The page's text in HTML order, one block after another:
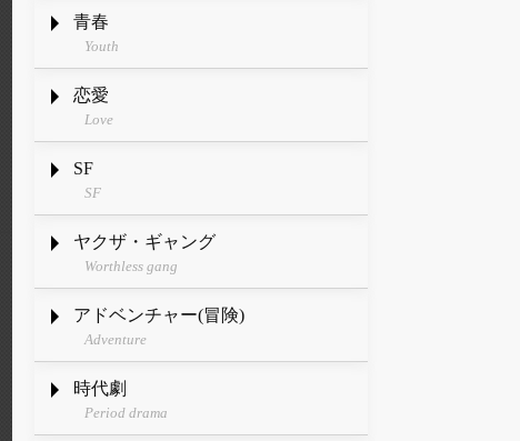
青春
Youth
恋愛
Love
SF
SF
ヤクザ・ギャング
Worthless gang
アドベンチャー(冒険)
Adventure
時代劇
Period drama